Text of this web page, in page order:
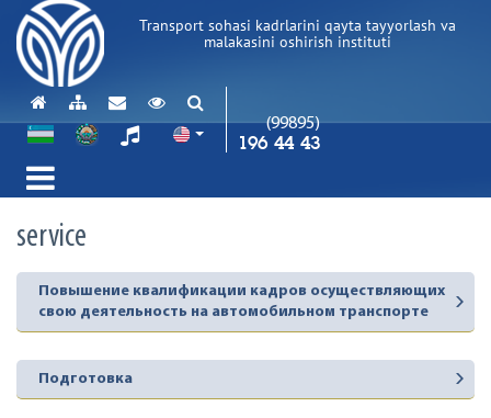
Transport sohasi kadrlarini qayta tayyorlash va
malakasini oshirish instituti
(99895)
196 44 43
service
Повышение квалификации кадров осуществляющих
свою деятельность на автомобильном транспорте
Подготовка